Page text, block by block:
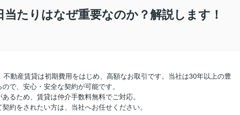
当たりはなぜ重要なのか？解説します！
動産賃貸は初期費用をはじめ、高額なお取引です。当社は30年以上の豊
で、安心・安全な契約が可能です。
るため、賃貸は仲介手数料無料でご対応。
約をされたい方は、当社へお任せください。